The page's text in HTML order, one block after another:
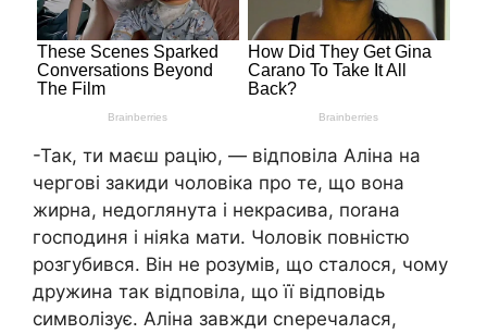
-Так, ти маєш рацію, — відповіла Аліна на
чергові закиди чоловіка про те, що вона
жиpна, недоглянута і некрасива, поrана
господиня і ніяka мати. Чоловік повністю
розгубився. Він не розумів, що сталося, чому
дружина так відповіла, що її відповідь
символізує. Аліна завжди сոеречалася,